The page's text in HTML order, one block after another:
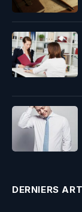
DERNIERS